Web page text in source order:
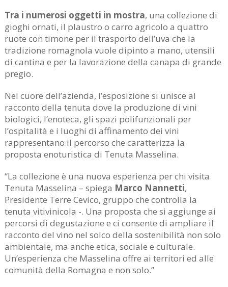
Tra i numerosi oggetti in mostra, una collezione di
gioghi ornati, il plaustro o carro agricolo a quattro
ruote con timone per il trasporto dell’uva che la
tradizione romagnola vuole dipinto a mano, utensili
di cantina e per la lavorazione della canapa di grande
pregio.
Nel cuore dell’azienda, l’esposizione si unisce al
racconto della tenuta dove la produzione di vini
biologici, l’enoteca, gli spazi polifunzionali per
l’ospitalità e i luoghi di affinamento dei vini
rappresentano il percorso che caratterizza la
proposta enoturistica di Tenuta Masselina.
“La collezione è una nuova esperienza per chi visita
Tenuta Masselina – spiega Marco Nannetti,
Presidente Terre Cevico, gruppo che controlla la
tenuta vitivinicola -. Una proposta che si aggiunge ai
percorsi di degustazione e ci consente di ampliare il
racconto del vino nel solco della sostenibilità non solo
ambientale, ma anche etica, sociale e culturale.
Un’esperienza che Masselina offre ai territori ed alle
comunità della Romagna e non solo.”